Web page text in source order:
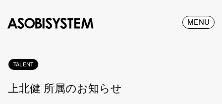
MENU
TALENT
上北健 所属のお知らせ